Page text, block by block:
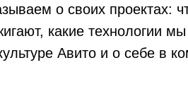
о своих проектах:
какие технологии
Авито и о себе в